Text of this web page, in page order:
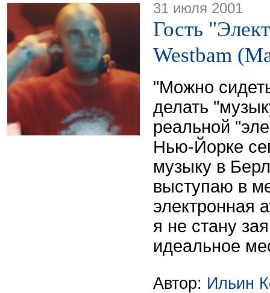
31 июля 2001
Гость
Westbam
"Можно
делать
реальной
Нью-Йорке
музыку в
выступаю в
электронная
я не стану
идеальное
Автор: Ильин